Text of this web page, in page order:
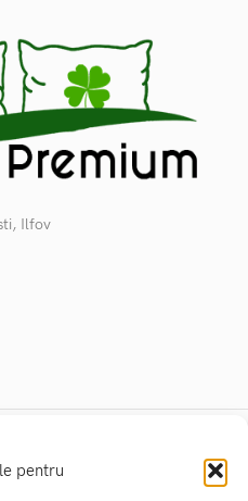
pentru
Ilfov